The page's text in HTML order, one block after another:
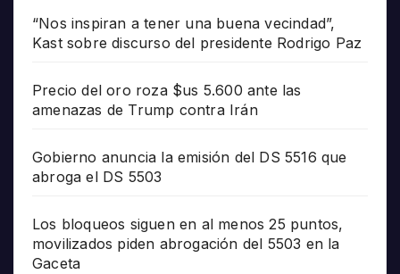
“Nos inspiran a tener una buena vecindad”,
Kast sobre discurso del presidente Rodrigo Paz
Precio del oro roza $us 5.600 ante las
amenazas de Trump contra Irán
Gobierno anuncia la emisión del DS 5516 que
abroga el DS 5503
Los bloqueos siguen en al menos 25 puntos,
movilizados piden abrogación del 5503 en la
Gaceta